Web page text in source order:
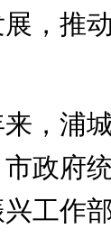
，推
浦城
政府
工作